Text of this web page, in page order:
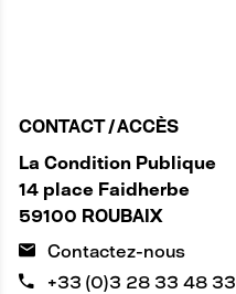
CONTACT / ACCÈS
La Condition Publique
14 place Faidherbe
59100 ROUBAIX
Contactez-nous
+33 (0)3 28 33 48 33